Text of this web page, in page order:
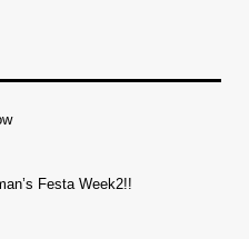
Festa Week2!!